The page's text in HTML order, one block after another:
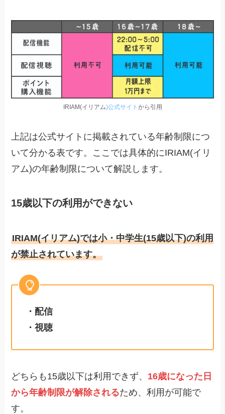
IRIAM(イリアム)公式サイト から引用
上記は公式サイトに掲載されている年齢制限につ
いて分かる表です。ここでは具体的にIRIAM(イリ
アム)の年齢制限について解説します。
15歳以下の利用ができない
IRIAM(イリアム)では小・中学生(15歳以下)の利用
が禁止されています。
・配信
・視聴
どちらも15歳以下は利用できず、 16歳になった日
から年齢制限が解除されるため、利用が可能で
す。